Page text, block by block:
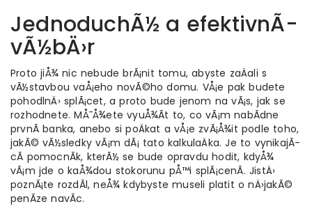
JednoduchÃ½ a efektivnÃ­
vÃ½bÄ›r
Proto jiÅ¾ nic nebude brÃ¡nit tomu, abyste zaÄali s
vÃ½stavbou vaÅ¡eho novÃ©ho domu. VÅ¡e pak budete
pohodlnÄ› splÃ¡cet, a proto bude jenom na vÃ¡s, jak se
rozhodnete. MÅ¯Å¾ete vyuÅ¾Ã­t to, co vÃ¡m nabÃ­dne
prvnÃ­ banka, anebo si poÄkat a vÅ¡e zvÃ¡Å¾it podle toho,
jakÃ© vÃ½sledky vÃ¡m dÃ¡ tato kalkulaÄka. Je to vynikajÃ­
cÃ­ pomocnÃ­k, kterÃ½ se bude opravdu hodit, kdyÅ¾
vÃ¡m jde o kaÅ¾dou stokorunu pÅ™i splÃ¡cenÃ­. JistÄ›
poznÃ¡te rozdÃ­l, neÅ¾ kdybyste museli platit o nÄ›jakÃ©
penÃ­ze navÃ­c.